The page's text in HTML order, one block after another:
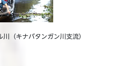
（キナバタンガン川支流）